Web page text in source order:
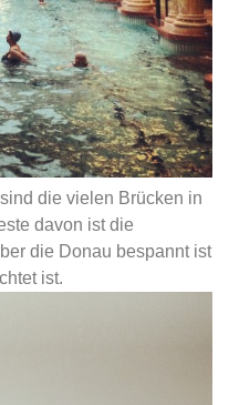
die vielen Brücken in
davon ist die
die Donau bespannt ist
ist.